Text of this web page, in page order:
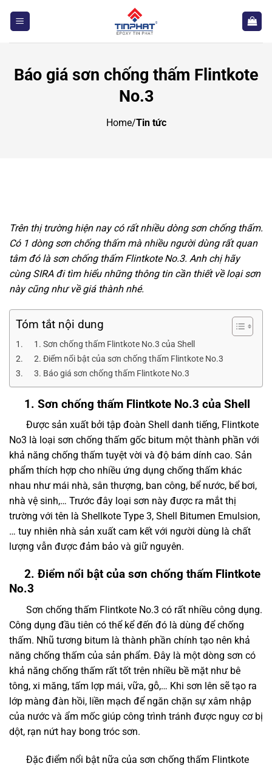
Báo giá sơn chống thấm Flintkote
No.3
Home/Tin tức
Trên thị trường hiện nay có rất nhiều dòng sơn chống thấm.
Có 1 dòng sơn chống thấm mà nhiều người dùng rất quan
tâm đó là sơn chống thấm Flintkote No.3. Anh chị hãy
cùng SIRA đi tìm hiểu những thông tin cần thiết về loại sơn
này cũng như về giá thành nhé.
Tóm tắt nội dung
1. Sơn chống thấm Flintkote No.3 của Shell
2. Điểm nổi bật của sơn chống thấm Flintkote No.3
3. Báo giá sơn chống thấm Flintkote No.3
1. Sơn chống thấm Flintkote No.3 của Shell
Được sản xuất bởi tập đoàn Shell danh tiếng, Flintkote
No3 là loại sơn chống thấm gốc bitum một thành phần với
khả năng chống thấm tuyệt vời và độ bám dính cao. Sản
phẩm thích hợp cho nhiều ứng dụng chống thấm khác
nhau như mái nhà, sân thượng, ban công, bể nước, bể bơi,
nhà vệ sinh,… Trước đây loại sơn này được ra mắt thị
trường với tên là Shellkote Type 3, Shell Bitumen Emulsion,
… tuy nhiên nhà sản xuất cam kết với người dùng là chất
lượng vẫn được đảm bảo và giữ nguyên.
2. Điểm nổi bật của sơn chống thấm Flintkote
No.3
Sơn chống thấm Flintkote No.3 có rất nhiều công dụng.
Công dụng đầu tiên có thể kể đến đó là dùng để chống
thấm. Nhũ tương bitum là thành phần chính tạo nên khả
năng chống thấm của sản phẩm. Đây là một dòng sơn có
khả năng chống thấm rất tốt trên nhiều bề mặt như bê
tông, xi măng, tấm lợp mái, vữa, gỗ,… Khi sơn lên sẽ tạo ra
lớp màng đàn hồi, liền mạch để ngăn chặn sự xâm nhập
của nước và ẩm mốc giúp công trình tránh được nguy cơ bị
dột, rạn nứt hay bong tróc sơn.
Đặc điểm nổi bật nữa của sơn chống thấm Flintkote